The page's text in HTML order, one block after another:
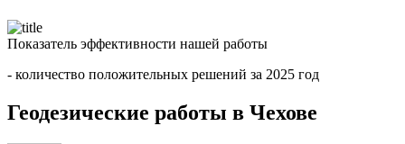
Показатель эффективности нашей работы
- количество положительных решений за 2025 год
Геодезические работы в Чехове